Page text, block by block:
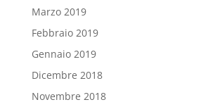
Marzo 2019
Febbraio 2019
Gennaio 2019
Dicembre 2018
Novembre 2018